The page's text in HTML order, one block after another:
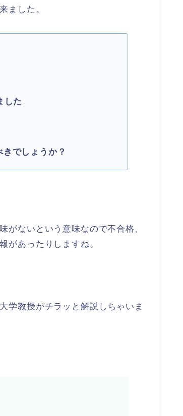
ました。
した
でしょうか？
がないという意味なので不合格、
があったりしますね。
学教授がチラッと解説しちゃいま